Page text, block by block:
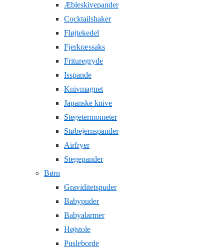
Æbleskivepander
Cocktailshaker
Fløjtekedel
Fjerkræssaks
Frituregryde
Isspande
Knivmagnet
Japanske knive
Stegetermometer
Støbejernspander
Airfryer
Stegepander
Børn
Graviditetspuder
Babypuder
Babyalarmer
Højstole
Pusleborde